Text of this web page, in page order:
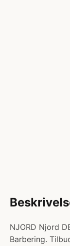
NJORD Njord
Barbering.